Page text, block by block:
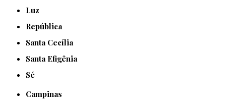
Luz
República
Santa Cecília
Santa Efigênia
Sé
Campinas